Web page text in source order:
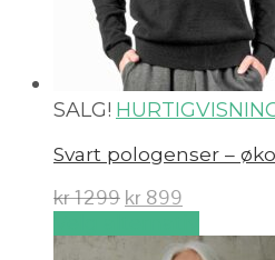
SALG!
Svart pologenser –
kr1299 kr 899